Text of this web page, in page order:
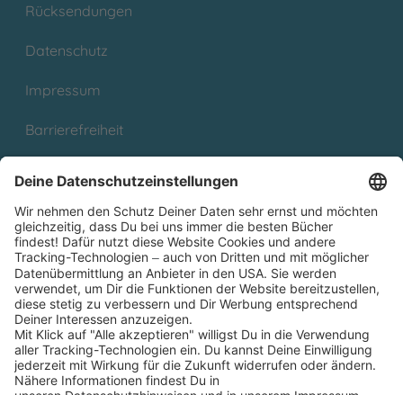
Rücksendungen
Datenschutz
Impressum
Barrierefreiheit
Partnerprogramm (Affiliate)
Folge uns auf
* Versandkostenfrei ab 9,00 € Bestellwert innerhalb
Deutschlands